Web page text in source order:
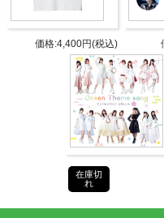
発売元
タブリ
式会社
タブリエ
式会社
JANコ
GOODS-
価格:4,400円(税込)
在庫切
れ